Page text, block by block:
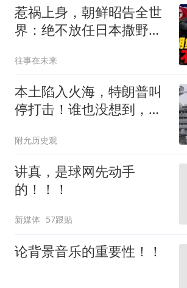
惹祸上身，朝鲜昭告全世
界：绝不放任日本撒野！
往事在未来
本土陷入火海，特朗普叫
停打击！谁也没想到，中
附允历史观
讲真，是球网先动手
的！！！
新媒体 57跟贴
论背景音乐的重要性！！